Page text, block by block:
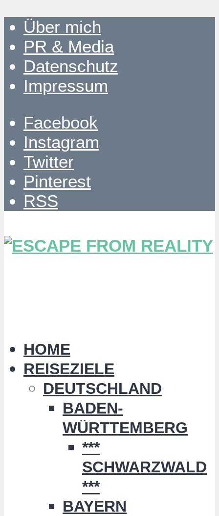
Über mich
PR & Media
Datenschutz
Impressum
Facebook
Instagram
Twitter
Pinterest
RSS
HOME
REISEZIELE
DEUTSCHLAND
BADEN-
WÜRTTEMBERG
***
SCHWARZWALD
***
BAYERN